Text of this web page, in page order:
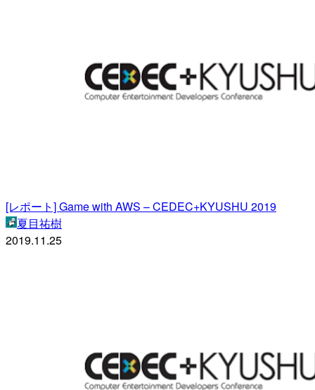
[レポート] Game with AWS – CEDEC+KYUSHU 2019
夏目祐樹
2019.11.25